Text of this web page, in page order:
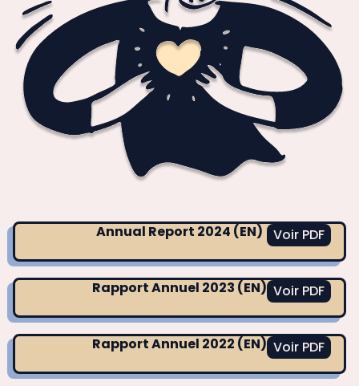
Annual Report 2024 (EN) Voir PDF
Rapport Annuel 2023 (EN) Voir PDF
Rapport Annuel 2022 (EN) Voir PDF